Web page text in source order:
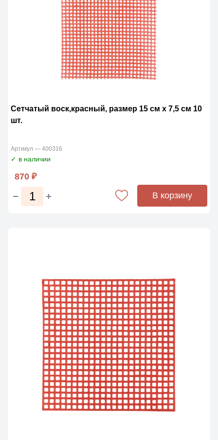
Сетчатый воск,красный, размер 15 см x 7,5 см 10
шт.
Артикул — 400316
✓ в наличии
870 ₽
В корзину